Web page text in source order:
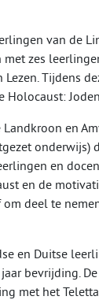
van de
zes
Tijdens
en
onderwijs)
en
en de
deel te
en Duitse
bevrijding.
met het